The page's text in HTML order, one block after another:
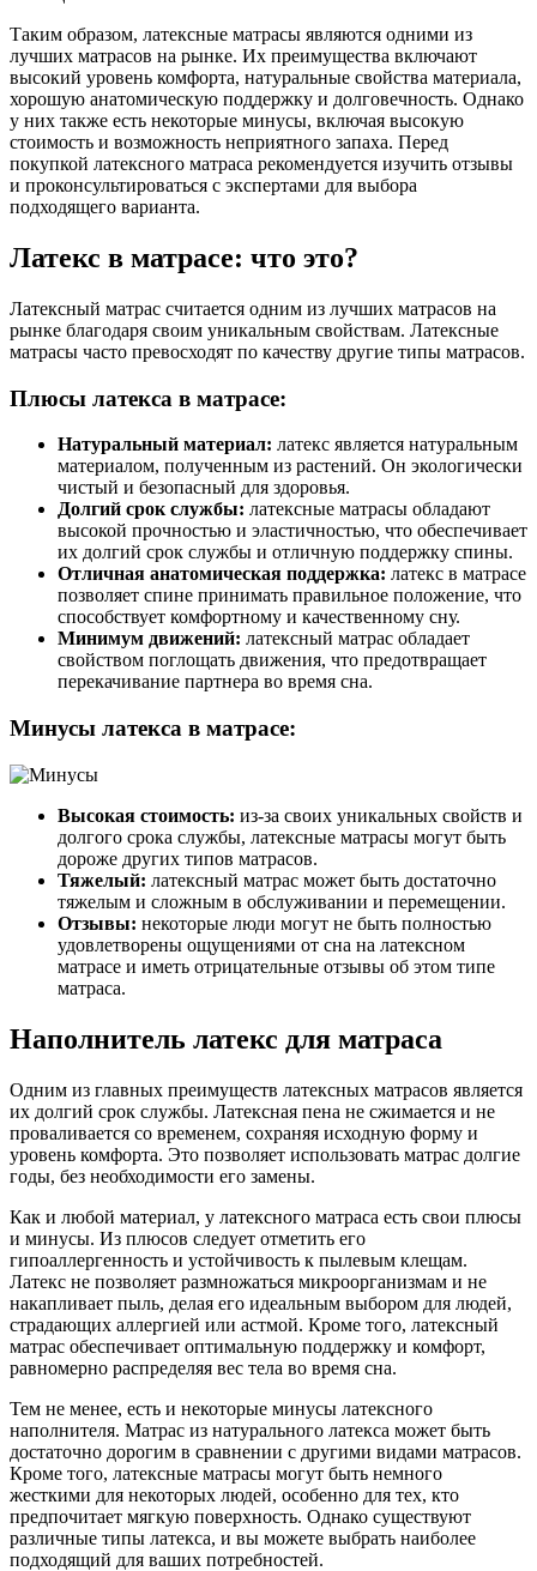
Таким образом, латексные матрасы являются одними из
лучших матрасов на рынке. Их преимущества включают
высокий уровень комфорта, натуральные свойства материала,
хорошую анатомическую поддержку и долговечность. Однако
у них также есть некоторые минусы, включая высокую
стоимость и возможность неприятного запаха. Перед
покупкой латексного матраса рекомендуется изучить отзывы
и проконсультироваться с экспертами для выбора
подходящего варианта.
Латекс в матрасе: что это?
Латексный матрас считается одним из лучших матрасов на
рынке благодаря своим уникальным свойствам. Латексные
матрасы часто превосходят по качеству другие типы матрасов.
Плюсы латекса в матрасе:
Натуральный материал: латекс является натуральным
материалом, полученным из растений. Он экологически
чистый и безопасный для здоровья.
Долгий срок службы: латексные матрасы обладают
высокой прочностью и эластичностью, что обеспечивает
их долгий срок службы и отличную поддержку спины.
Отличная анатомическая поддержка: латекс в матрасе
позволяет спине принимать правильное положение, что
способствует комфортному и качественному сну.
Минимум движений: латексный матрас обладает
свойством поглощать движения, что предотвращает
перекачивание партнера во время сна.
Минусы латекса в матрасе:
Высокая стоимость: из-за своих уникальных свойств и
долгого срока службы, латексные матрасы могут быть
дороже других типов матрасов.
Тяжелый: латексный матрас может быть достаточно
тяжелым и сложным в обслуживании и перемещении.
Отзывы: некоторые люди могут не быть полностью
удовлетворены ощущениями от сна на латексном
матрасе и иметь отрицательные отзывы об этом типе
матраса.
Наполнитель латекс для матраса
Одним из главных преимуществ латексных матрасов является
их долгий срок службы. Латексная пена не сжимается и не
проваливается со временем, сохраняя исходную форму и
уровень комфорта. Это позволяет использовать матрас долгие
годы, без необходимости его замены.
Как и любой материал, у латексного матраса есть свои плюсы
и минусы. Из плюсов следует отметить его
гипоаллергенность и устойчивость к пылевым клещам.
Латекс не позволяет размножаться микроорганизмам и не
накапливает пыль, делая его идеальным выбором для людей,
страдающих аллергией или астмой. Кроме того, латексный
матрас обеспечивает оптимальную поддержку и комфорт,
равномерно распределяя вес тела во время сна.
Тем не менее, есть и некоторые минусы латексного
наполнителя. Матрас из натурального латекса может быть
достаточно дорогим в сравнении с другими видами матрасов.
Кроме того, латексные матрасы могут быть немного
жесткими для некоторых людей, особенно для тех, кто
предпочитает мягкую поверхность. Однако существуют
различные типы латекса, и вы можете выбрать наиболее
подходящий для ваших потребностей.